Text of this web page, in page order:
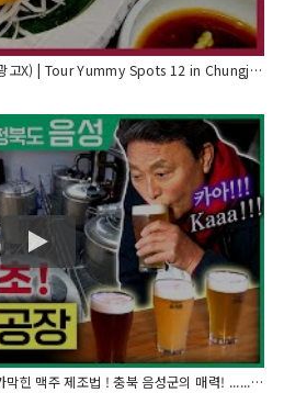
충주, 음성 여행 맛집 12 (협찬X, 광고X) | Tour Yummy Spots 12 in Chungju, Eumseong
대한민국 최초 수제맥주공장 ! 기가막힌 맥주 제조법 ! 충북 음성군의 매력! ............... [ 최주봉 부산MBC 테마기행길 211230 ]